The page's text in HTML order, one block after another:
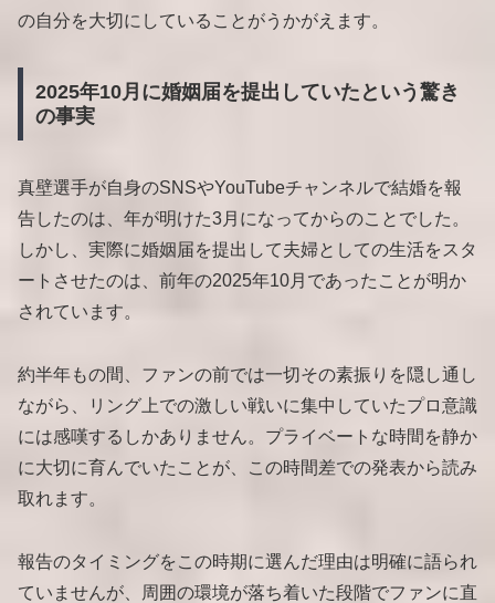
の自分を大切にしていることがうかがえます。
2025年10月に婚姻届を提出していたという驚き
の事実
真壁選手が自身のSNSやYouTubeチャンネルで結婚を報
告したのは、年が明けた3月になってからのことでした。
しかし、実際に婚姻届を提出して夫婦としての生活をスタ
ートさせたのは、前年の2025年10月であったことが明か
されています。
約半年もの間、ファンの前では一切その素振りを隠し通し
ながら、リング上での激しい戦いに集中していたプロ意識
には感嘆するしかありません。プライベートな時間を静か
に大切に育んでいたことが、この時間差での発表から読み
取れます。
報告のタイミングをこの時期に選んだ理由は明確に語られ
ていませんが、周囲の環境が落ち着いた段階でファンに直